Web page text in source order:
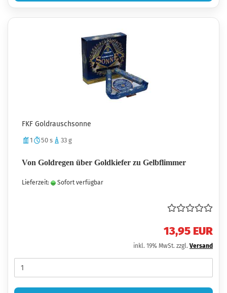
FKF Goldrauschsonne
1 50 s 33 g
Von Goldregen über Goldkiefer zu Gelbflimmer
Lieferzeit: Sofort verfügbar
13,95 EUR
inkl. 19% MwSt. zzgl. Versand